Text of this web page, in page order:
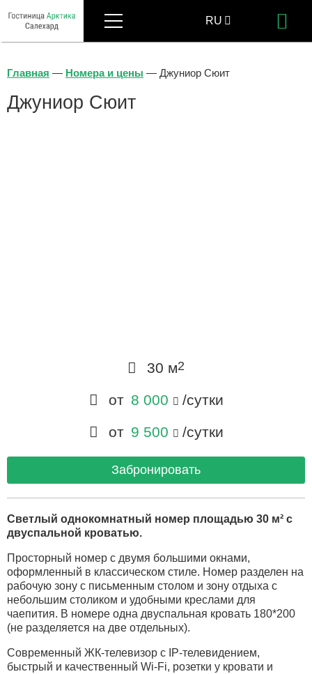
Меню RU
Главная — Номера и цены — Джуниор Сюит
Джуниор Сюит
30 м2
от 8 000
/сутки
от 9 500 /сутки
Забронировать
Светлый однокомнатный номер площадью 30 м² с
двуспальной кроватью.
Просторный номер с двумя большими окнами,
оформленный в классическом стиле. Номер разделен на
рабочую зону с письменным столом и зону отдыха с
небольшим столиком и удобными креслами для
чаепития. В номере одна двуспальная кровать 180*200
(не разделяется на две отдельных).
Современный ЖК-телевизор с IP-телевидением,
быстрый и качественный Wi-Fi, розетки у кровати и